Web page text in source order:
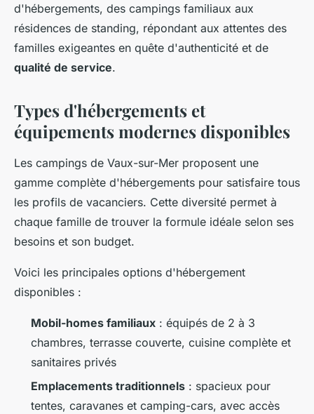
d'hébergements, des campings familiaux aux
résidences de standing, répondant aux attentes des
familles exigeantes en quête d'authenticité et de
qualité de service.
Types d'hébergements et
équipements modernes disponibles
Les campings de Vaux-sur-Mer proposent une
gamme complète d'hébergements pour satisfaire tous
les profils de vacanciers. Cette diversité permet à
chaque famille de trouver la formule idéale selon ses
besoins et son budget.
Voici les principales options d'hébergement
disponibles :
Mobil-homes familiaux : équipés de 2 à 3
chambres, terrasse couverte, cuisine complète et
sanitaires privés
Emplacements traditionnels : spacieux pour
tentes, caravanes et camping-cars, avec accès